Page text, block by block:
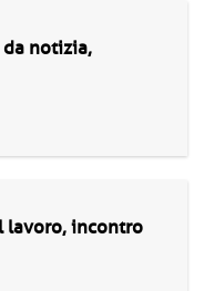
notizia,
lavoro, incontro